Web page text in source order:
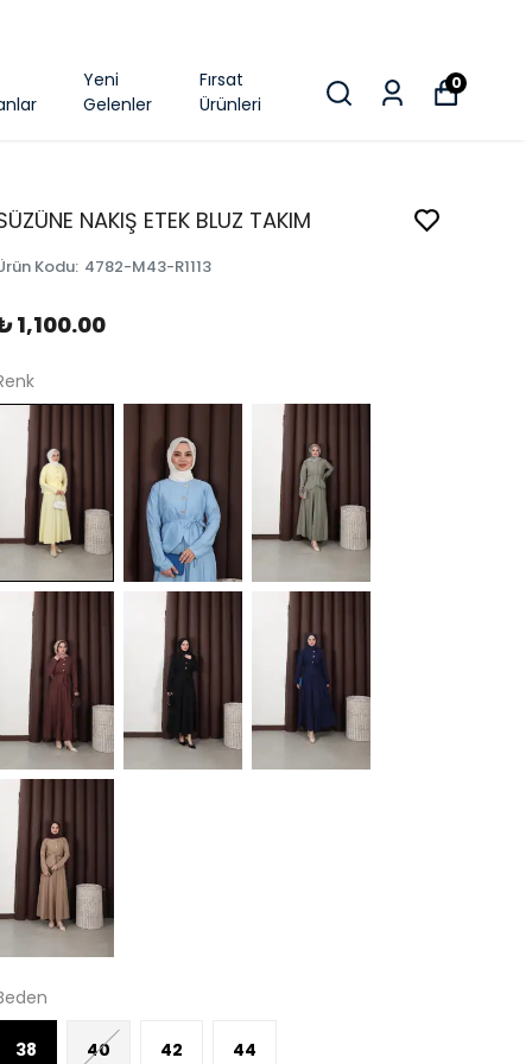
Yeni
Gelenler
Fırsat
Ürünleri
0
NAKIŞ ETEK BLUZ TAKIM
Kodu: 4782-M43-R1113
1,100.00
38 40 42 44